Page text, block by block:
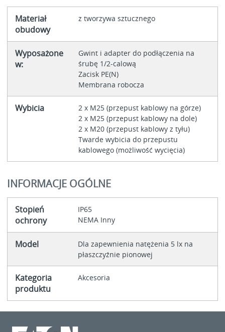
Materiał
obudowy
z tworzywa sztucznego
Wyposażone
w:
Gwint i adapter do podłączenia na
śrubę 1/2-calową
Zacisk PE(N)
Membrana robocza
Wybicia
2 x M25 (przepust kablowy na górze)
2 x M25 (przepust kablowy na dole)
2 x M20 (przepust kablowy z tyłu)
Twarde wybicia do przepustu
kablowego (możliwość wycięcia)
INFORMACJE OGÓLNE
Stopień
ochrony
IP65
NEMA Inny
Model
Dla zapewnienia natężenia 5 lx na
płaszczyźnie pionowej
Kategoria
produktu
Akcesoria